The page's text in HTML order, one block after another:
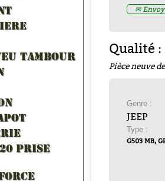
TAMBOUR
20 prise
✉
Qualité :
Pièce neuve
Genre :
JEEP
Type :
G503 MB,